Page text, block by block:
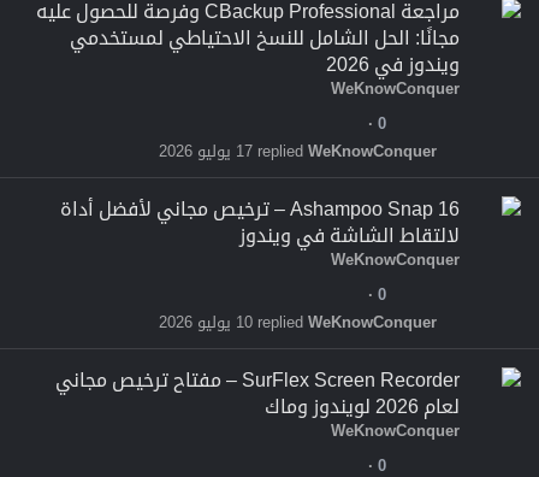
مراجعة CBackup Professional وفرصة للحصول عليه
مجانًا: الحل الشامل للنسخ الاحتياطي لمستخدمي
ويندوز في 2026
WeKnowConquer
0
17 يوليو 2026
WeKnowConquer
Ashampoo Snap 16 – ترخيص مجاني لأفضل أداة
لالتقاط الشاشة في ويندوز
WeKnowConquer
0
10 يوليو 2026
WeKnowConquer
SurFlex Screen Recorder – مفتاح ترخيص مجاني
لعام 2026 لويندوز وماك
WeKnowConquer
0